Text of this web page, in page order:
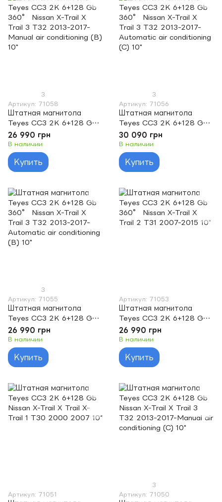
3
Артикул: 71058
Штатная магнитола
Teyes CC3 2K 6+128 Gb
360° Nissan X-Trail X
Trail 3 T32 2013-2017-
Manual air conditioning (B)
10"
26 990 грн
В наличии
Купить
3
Артикул: 71056
Штатная магнитола
Teyes CC3 2K 6+128 Gb
360° Nissan X-Trail X
Trail 3 T32 2013-2017-
Automatic air conditioning
(C) 10"
30 090 грн
В наличии
Купить
3
Артикул: 71055
Штатная магнитола
Teyes CC3 2K 6+128 Gb
360° Nissan X-Trail X
Trail 3 T32 2013-2017-
Automatic air conditioning
(B) 10"
26 990 грн
В наличии
Купить
Артикул: 71053
Штатная магнитола
Teyes CC3 2K 6+128 Gb
360° Nissan X-Trail X
Trail 2 T31 2007-2015 10"
26 990 грн
В наличии
Купить
Артикул: 71051
3
Артикул: 71050